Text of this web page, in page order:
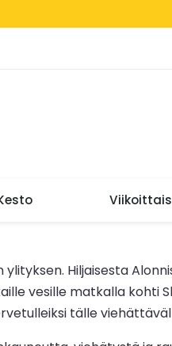
Hiljaisesta
vesille matkalla kohti
tälle